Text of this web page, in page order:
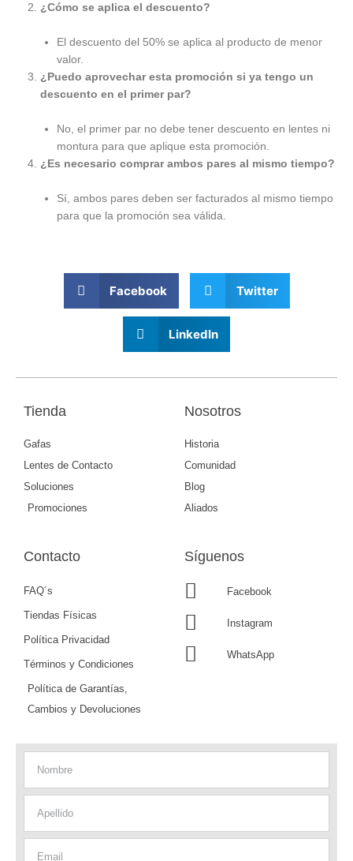
¿Cómo se aplica el descuento?
El descuento del 50% se aplica al producto de menor
valor.
¿Puedo aprovechar esta promoción si ya tengo un
descuento en el primer par?
No, el primer par no debe tener descuento en lentes ni
montura para que aplique esta promoción.
¿Es necesario comprar ambos pares al mismo tiempo?
Sí, ambos pares deben ser facturados al mismo tiempo
para que la promoción sea válida.
Facebook Twitter
LinkedIn
Tienda
Gafas
Lentes de Contacto
Soluciones
Promociones
Nosotros
Historia
Comunidad
Blog
Aliados
Contacto
FAQ´s
Tiendas Físicas
Política Privacidad
Términos y Condiciones
Política de Garantías,
Cambios y Devoluciones
Síguenos
Facebook
Instagram
WhatsApp